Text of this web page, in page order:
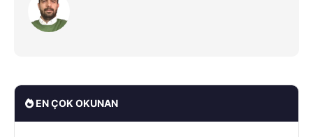
EN ÇOK OKUNAN